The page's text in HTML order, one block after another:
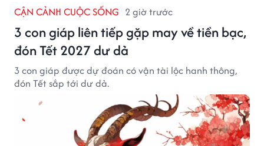
CẬN CẢNH CUỘC SỐNG 2 giờ trước
3 con giáp liên tiếp gặp may về tiền bạc,
đón Tết 2027 dư dả
3 con giáp được dự đoán có vận tài lộc hanh thông,
đón Tết sắp tới dư dả.